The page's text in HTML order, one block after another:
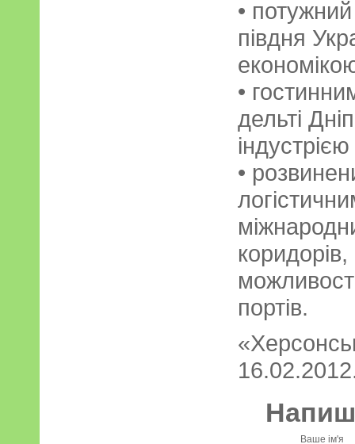
•
півдня
•
дельті
•
портів.
Ваше ім'я